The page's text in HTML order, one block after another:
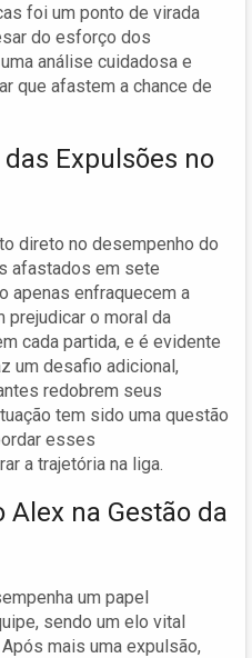
foi um ponto de virada
do esforço dos
análise cuidadosa e
que afastem a chance de
Expulsões no
direto no desempenho do
afastados em sete
apenas enfraquecem a
prejudicar o moral da
cada partida, e é evidente
um desafio adicional,
redobrem seus
tem sido uma questão
esses
a trajetória na liga.
Alex na Gestão da
um papel
sendo um elo vital
mais uma expulsão,